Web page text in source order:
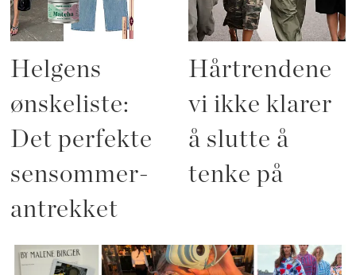
Helgens
ønskeliste:
Det perfekte
sensommer-
antrekket
Hårtrendene
vi ikke klarer
å slutte å
tenke på